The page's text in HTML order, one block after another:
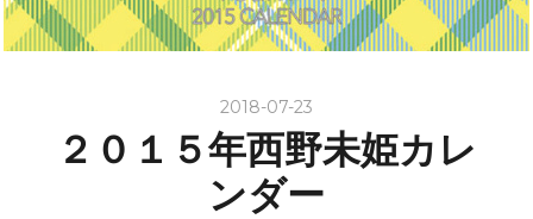
2018-07-23
２０１５年西野未姫カレ
ンダー